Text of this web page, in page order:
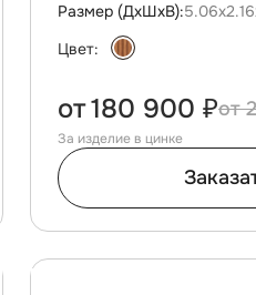
Размер (ДxШxВ):
Цвет:
от180 900 ₽
За изделие в цинке